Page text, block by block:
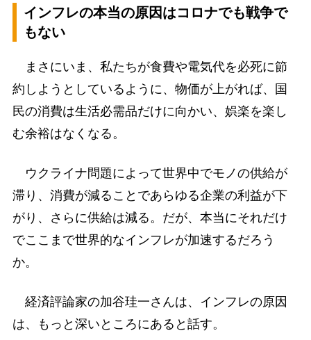
インフレの本当の原因はコロナでも戦争で
もない
まさにいま、私たちが食費や電気代を必死に節
約しようとしているように、物価が上がれば、国
民の消費は生活必需品だけに向かい、娯楽を楽し
む余裕はなくなる。
ウクライナ問題によって世界中でモノの供給が
滞り、消費が減ることであらゆる企業の利益が下
がり、さらに供給は減る。だが、本当にそれだけ
でここまで世界的なインフレが加速するだろう
か。
経済評論家の加谷珪一さんは、インフレの原因
は、もっと深いところにあると話す。